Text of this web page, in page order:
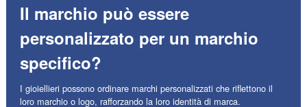
Il marchio può essere
personalizzato per un marchio
specifico?
I gioiellieri possono ordinare marchi personalizzati che riflettono il
loro marchio o logo, rafforzando la loro identità di marca.